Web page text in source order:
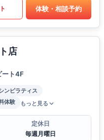
体験・相談予約
店
ート4F
ンピラティス
体験 もっと見る
定休日
毎週月曜日